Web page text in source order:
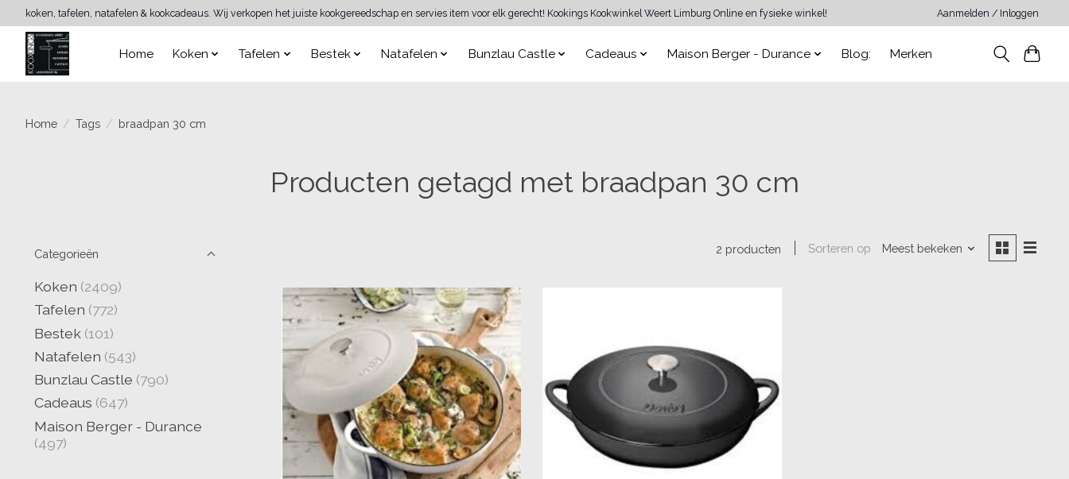
koken, tafelen, natafelen & kookcadeaus. Wij verkopen het juiste kookgereedschap en servies item voor elk gerecht! Kookings Kookwinkel Weert Limburg Online en fysieke winkel! Aanmelden / Inloggen
Home Koken Tafelen Bestek Natafelen Bunzlau Castle Cadeaus Maison Berger - Durance Blog: Merken
Home / Tags / braadpan 30 cm
Producten getagd met braadpan 30 cm
Categorieën
Koken (2409)
Tafelen (772)
Bestek (101)
Natafelen (543)
Bunzlau Castle (790)
Cadeaus (647)
Maison Berger - Durance
(497)
2 producten Sorteren op Meest bekeken